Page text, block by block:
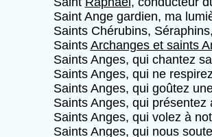
Saint Ange gardien, ma
Saints Chérubins,
Saints Archanges et saints
Saints Anges, qui chantez
Saints Anges, qui ne
Saints Anges, qui goûtez
Saints Anges, qui
Saints Anges, qui volez à
Saints Anges, qui nous